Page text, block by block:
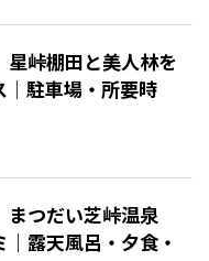
星峠棚田と美人林を
｜駐車場・所要時
まつだい芝峠温泉
｜露天風呂・夕食・